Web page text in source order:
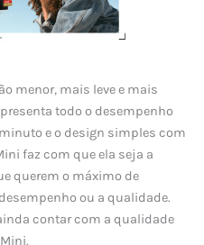
menor, mais leve e mais
todo o desempenho
e o design simples com
faz com que ela seja a
querem o máximo de
ou a qualidade.
contar com a qualidade